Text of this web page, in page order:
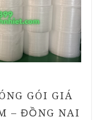
GÓI GIÁ
– ĐỒNG NAI